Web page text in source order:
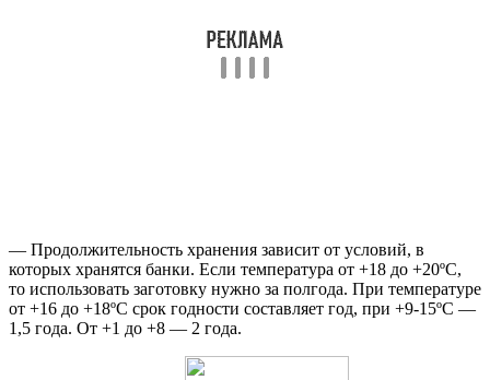
— Продолжительность хранения зависит от условий, в
которых хранятся банки. Если температура от +18 до +20ºС,
то использовать заготовку нужно за полгода. При температуре
от +16 до +18ºС срок годности составляет год, при +9-15ºС —
1,5 года. От +1 до +8 — 2 года.